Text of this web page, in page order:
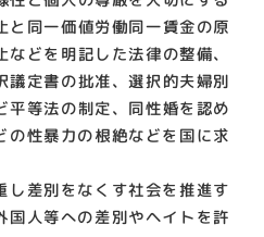
と同一価値労働同一賃金の原
どを明記した法律の整備、
議定書の批准、選択的夫婦別
平等法の制定、同性婚を認め
の性暴力の根絶などを国に求
差別をなくす社会を推進す
国人等への差別やヘイトを許